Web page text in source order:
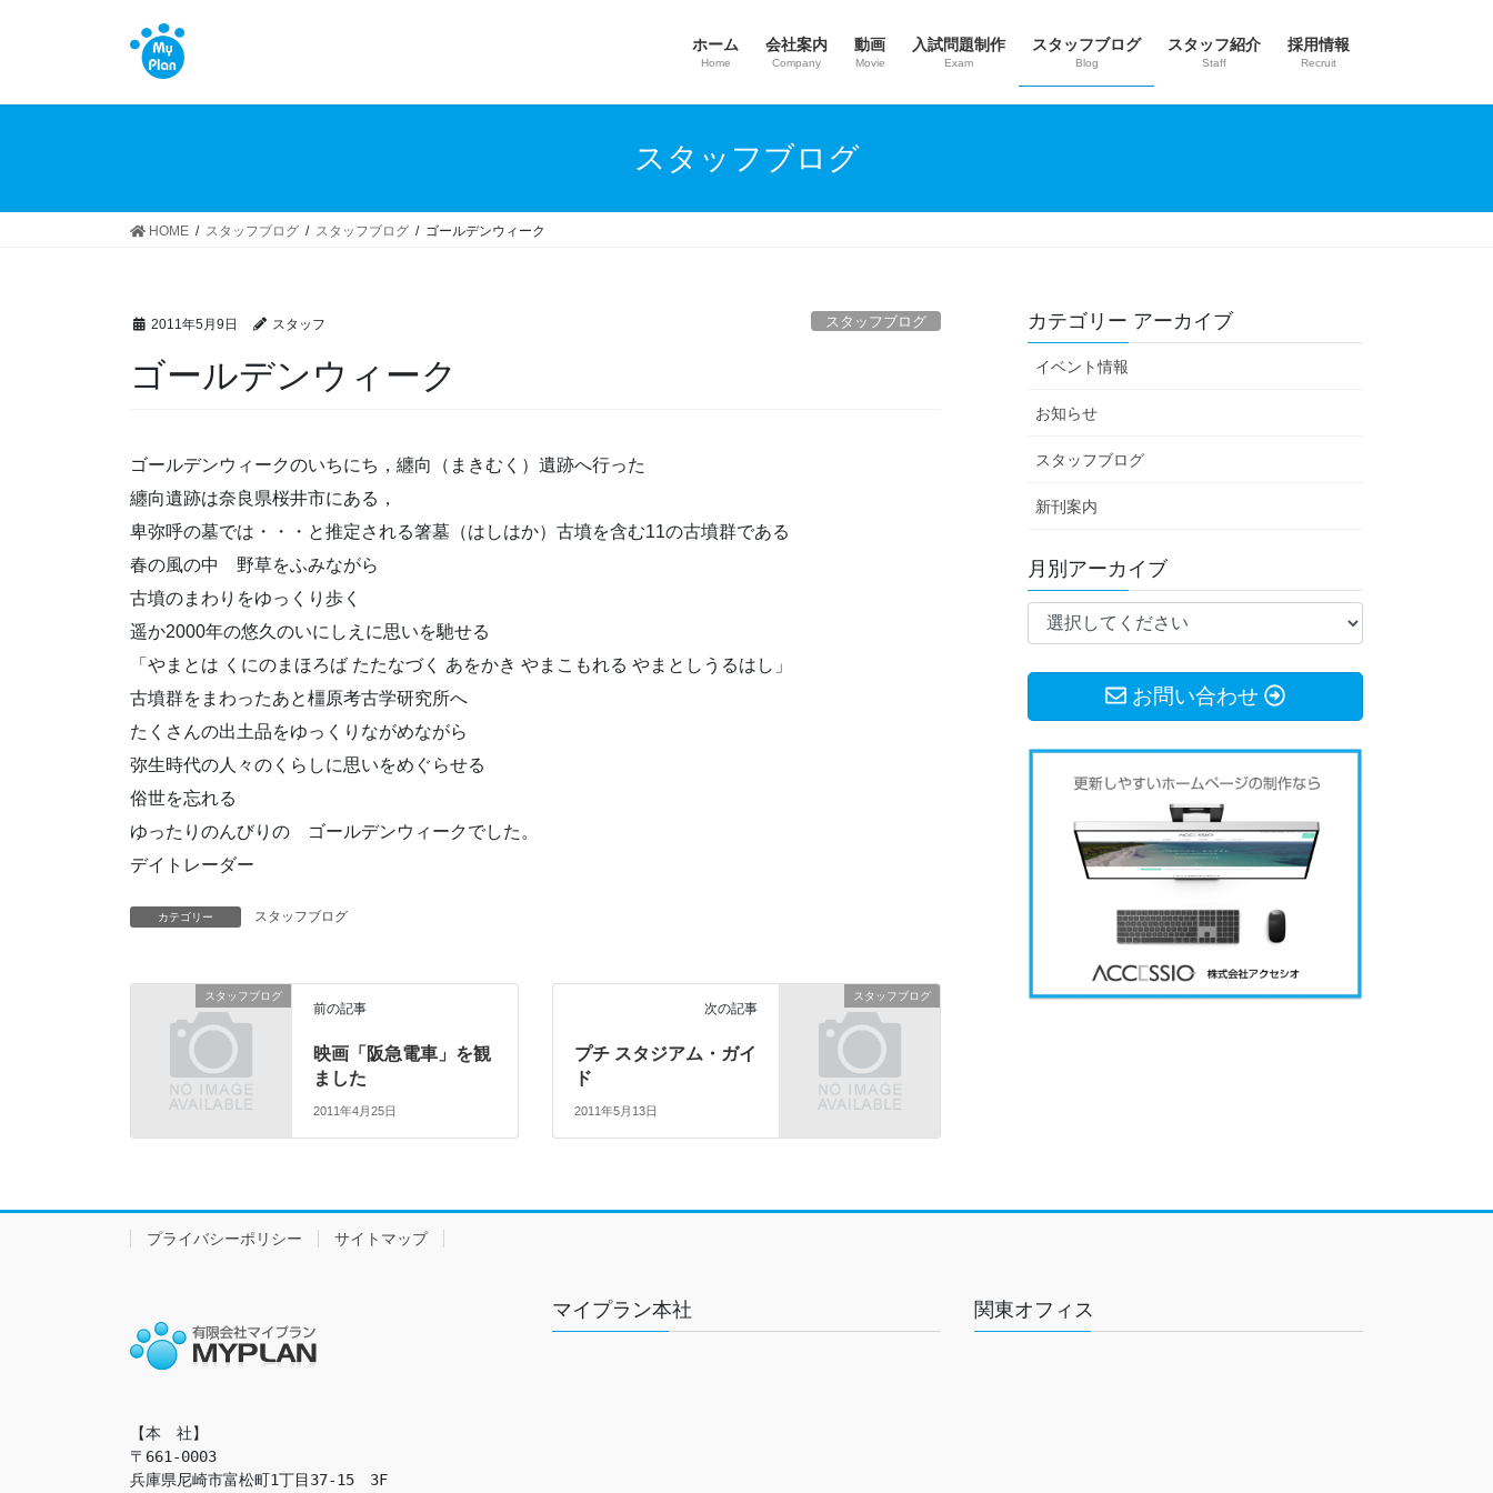
ホーム
Home
会社案内
Company
動画
Movie
入試問題制作
Exam
スタッフブログ
Blog
スタッフ紹介
Staff
採用情報
Recruit
スタッフブログ
HOME スタッフブログ スタッフブログ ゴールデンウィーク
2011年5月9日 スタッフ スタッフブログ
ゴールデンウィーク
ゴールデンウィークのいちにち，纏向（まきむく）遺跡へ行った
纏向遺跡は奈良県桜井市にある，
卑弥呼の墓では・・・と推定される箸墓（はしはか）古墳を含む11の古墳群である
春の風の中 野草をふみながら
古墳のまわりをゆっくり歩く
遥か2000年の悠久のいにしえに思いを馳せる
「やまとは くにのまほろば たたなづく あをかき やまこもれる やまとしうるはし」
古墳群をまわったあと橿原考古学研究所へ
たくさんの出土品をゆっくりながめながら
弥生時代の人々のくらしに思いをめぐらせる
俗世を忘れる
ゆったりのんびりの ゴールデンウィークでした。
デイトレーダー
カテゴリー スタッフブログ
スタッフブログ
前の記事
映画「阪急電車」を観
ました
2011年4月25日
スタッフブログ
次の記事
プチ スタジアム・ガイ
ド
2011年5月13日
カテゴリー アーカイブ
イベント情報
お知らせ
スタッフブログ
新刊案内
月別アーカイブ
お問い合わせ
プライバシーポリシー サイトマップ
【本　社】
〒661-0003
兵庫県尼崎市富松町1丁目37-15　3F
マイプラン本社 関東オフィス